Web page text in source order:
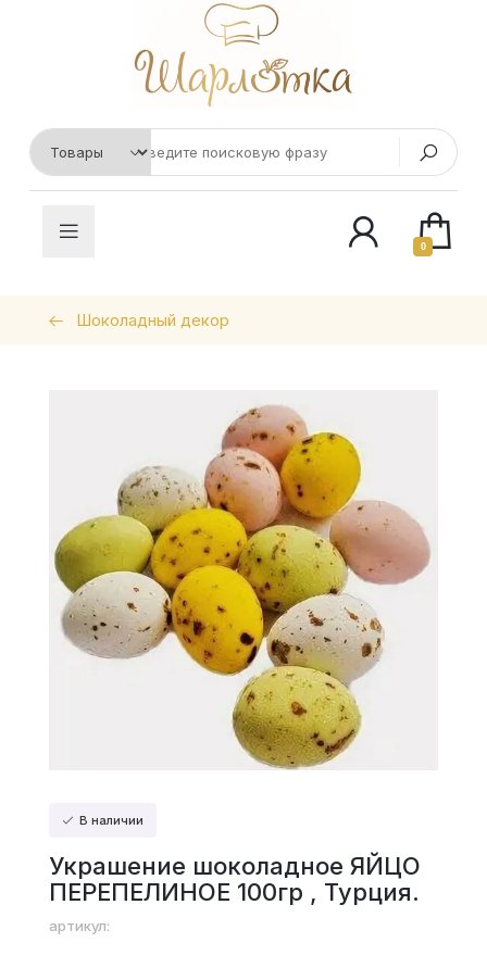
0
Шоколадный декор
В наличии
Украшение шоколадное ЯЙЦО
ПЕРЕПЕЛИНОЕ 100гр , Турция.
артикул: